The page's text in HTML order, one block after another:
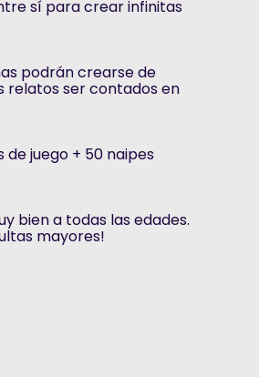
sí para crear infinitas
podrán crearse de
relatos ser contados en
juego + 50 naipes
bien a todas las edades.
mayores!